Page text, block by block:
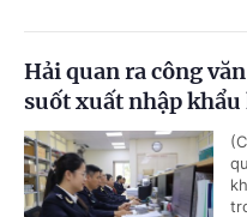
Hải quan ra công
suốt xuất nhập